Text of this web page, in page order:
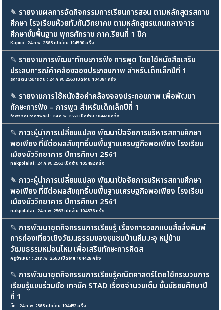
✎ รายงานผลการจัดกิจกรรมการเรียนการสอน ตามหลักสูตรสถาน
ศึกษา โรงเรียนห้วยทับทันวิทยาคม ตามหลักสูตรแกนกลางการ
ศึกษาขั้นพื้นฐาน พุทธศักราช ภาคเรียนที่ 1 ปีก
Kapoo : 24 ก.พ. 2563 เปิดอ่าน 104590 ครั้ง
✎ รายงานการพัฒนาทักษะการฟัง การพูด โดยใช้หนังสือเสริม
ประสบการณ์คำคล้องจองประกอบภาพ สำหรับเด็กเล็กปีที่ 1
ธิดารัตน์ ไวยารัตน์ : 24 ก.พ. 2563 เปิดอ่าน 104381 ครั้ง
✎ รายงานการใช้หนังสือคำคล้องจองประกอบภาพ เพื่อพัฒนา
ทักษะการฟัง – การพูด สำหรับเด็กเล็กปีที่ 1
อำพรรณ อาลัยพัฒน์ : 24 ก.พ. 2563 เปิดอ่าน 104410 ครั้ง
✎ ภาวะผู้นำการเปลี่ยนแปลง พัฒนาปัจจัยการบริหารสถานศึกษา
พอเพียง ที่มีต่อผลสัมฤทธิ์บนพื้นฐานเศรษฐกิจพอเพียง โรงเรียน
เมืองบัววิทยาคาร ปีการศึกษา 2561
nakpolalai : 24 ก.พ. 2563 เปิดอ่าน 105492 ครั้ง
✎ ภาวะผู้นำการเปลี่ยนแปลง พัฒนาปัจจัยการบริหารสถานศึกษา
พอเพียง ที่มีต่อผลสัมฤทธิ์บนพื้นฐานเศรษฐกิจพอเพียง โรงเรียน
เมืองบัววิทยาคาร ปีการศึกษา 2561
nakpolalai : 24 ก.พ. 2563 เปิดอ่าน 104378 ครั้ง
✎ การพัฒนาชุดกิจกรรมการเรียนรู้ เรื่องการออกแบบสื่อสิ่งพิมพ์
การท่องเที่ยวเชิงวัฒนธรรมของชุมชนบ้านคึมมะอุ หมู่บ้าน
วัฒนธรรมหม่อนไหม เพื่อเสริมทักษะการคิดส
ครูซำเหมา : 24 ก.พ. 2563 เปิดอ่าน 104428 ครั้ง
✎ การพัฒนาชุดกิจกรรมการเรียนรู้คณิตศาสตร์โดยใช้กระบวนการ
เรียนรู้แบบร่วมมือ เทคนิค STAD เรื่องจำนวนเต็ม ชั้นมัธยมศึกษาปี
ที่ 1
อี๊ด : 24 ก.พ. 2563 เปิดอ่าน 104452 ครั้ง